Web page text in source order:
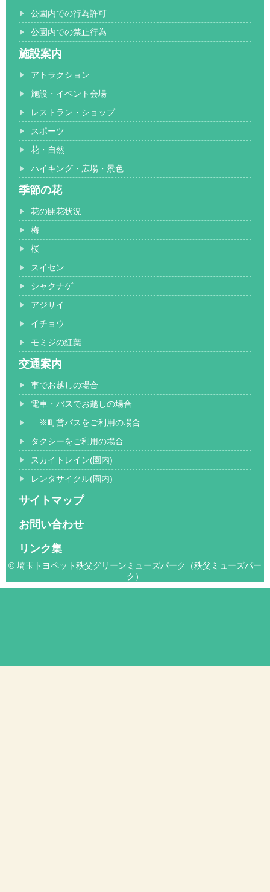
公園内での行為許可
公園内での禁止行為
施設案内
アトラクション
施設・イベント会場
レストラン・ショップ
スポーツ
花・自然
ハイキング・広場・景色
季節の花
花の開花状況
梅
桜
スイセン
シャクナゲ
アジサイ
イチョウ
モミジの紅葉
交通案内
車でお越しの場合
電車・バスでお越しの場合
※町営バスをご利用の場合
タクシーをご利用の場合
スカイトレイン(園内)
レンタサイクル(園内)
サイトマップ
お問い合わせ
リンク集
© 埼玉トヨペット秩父グリーンミューズパーク（秩父ミューズパー
ク）